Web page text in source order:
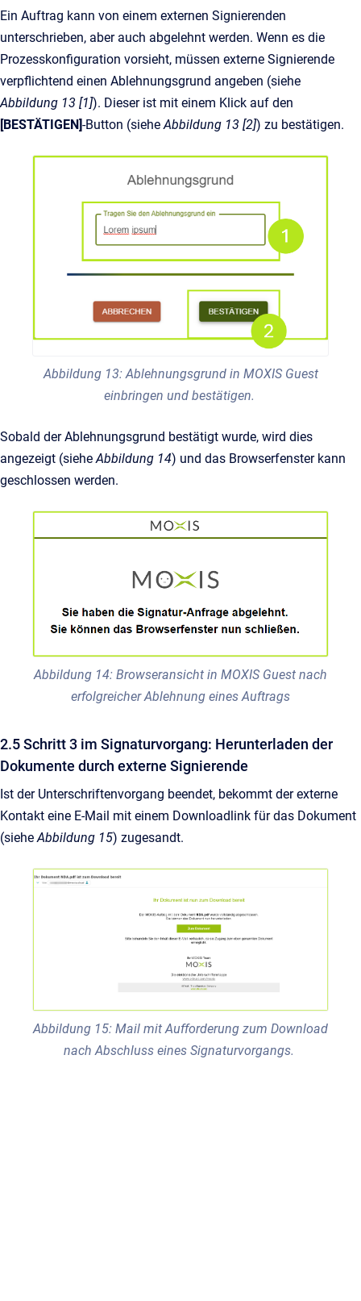
Ein Auftrag kann von einem externen Signierenden
unterschrieben, aber auch abgelehnt werden. Wenn es die
Prozesskonfiguration vorsieht, müssen externe Signierende
verpflichtend einen Ablehnungsgrund angeben (siehe
Abbildung 13 [1]). Dieser ist mit einem Klick auf den
[BESTÄTIGEN]-Button (sieheAbbildung 13 [2]) zu bestätigen.
Abbildung 13: Ablehnungsgrund in MOXIS Guest
einbringen und bestätigen.
Sobald der Ablehnungsgrund bestätigt wurde, wird dies
angezeigt (sieheAbbildung 14) und das Browserfenster kann
geschlossen werden.
Abbildung 14: Browseransicht in MOXIS Guest nach
erfolgreicher Ablehnung eines Auftrags
2.5 Schritt 3 im Signaturvorgang: Herunterladen der
Dokumente durch externe Signierende
Ist der Unterschriftenvorgang beendet, bekommt der externe
Kontakt eine E-Mail mit einem Downloadlink für das Dokument
(sieheAbbildung 15) zugesandt.
Abbildung 15: Mail mit Aufforderung zum Download
nach Abschluss eines Signaturvorgangs.